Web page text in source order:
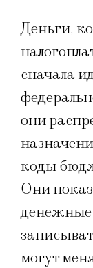
Деньги,
сначала
они
коды
Они
денежные
могут